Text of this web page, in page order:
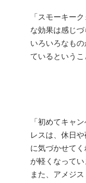
「スモーキー
な効果は感じづ
いろいろなも
ているというこ
「初めてキャ
レスは、休日
に気づかせて
が軽くなってい
また、アメジ